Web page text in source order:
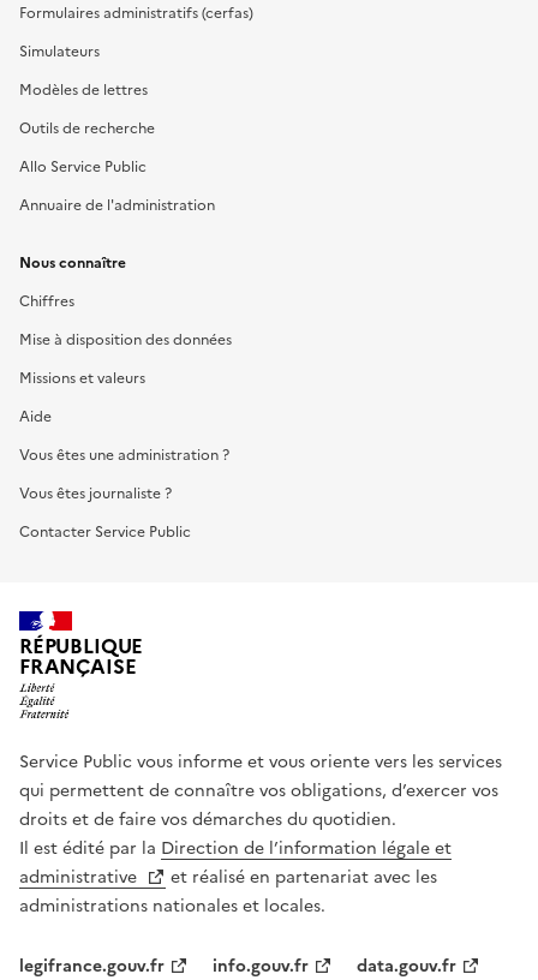
Formulaires administratifs (cerfas)
Simulateurs
Modèles de lettres
Outils de recherche
Allo Service Public
Annuaire de l'administration
Nous connaître
Chiffres
Mise à disposition des données
Missions et valeurs
Aide
Vous êtes une administration ?
Vous êtes journaliste ?
Contacter Service Public
RÉPUBLIQUE
FRANÇAISE
Service Public vous informe et vous oriente vers les services
qui permettent de connaître vos obligations, d’exercer vos
droits et de faire vos démarches du quotidien.
Il est édité par la Direction de l’information légale et
administrative
et réalisé en partenariat avec les
administrations nationales et locales.
legifrance.gouv.fr info.gouv.fr data.gouv.fr